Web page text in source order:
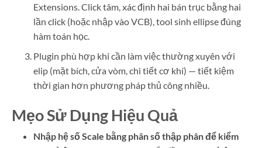
Extensions. Click tâm, xác định hai bán trục bằng hai
lần click (hoặc nhập vào VCB), tool sinh ellipse đúng
hàm toán học.
Plugin phù hợp khi cần làm việc thường xuyên với
elip (mặt bích, cửa vòm, chi tiết cơ khí) — tiết kiệm
thời gian hơn phương pháp thủ công nhiều.
Mẹo Sử Dụng Hiệu Quả
Nhập hệ số Scale bằng phân số thập phân để kiểm